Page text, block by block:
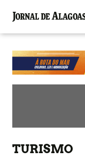
TURISMO